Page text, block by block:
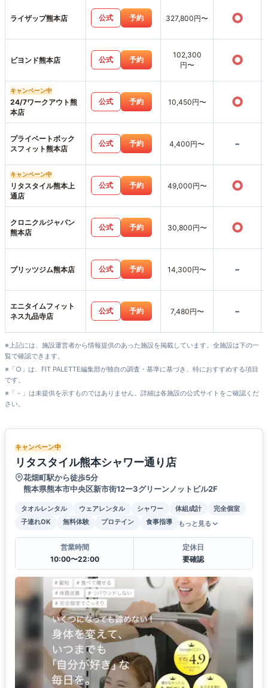
ライザップ熊本店 公式 予約 327,800円〜 ○
ビヨンド熊本店 公式 予約
102,300
円〜
○
キャンペーン中
24/7ワークアウト熊
本店
公式 予約 10,450円〜 ○
プライベートボック
スフィット熊本店
公式 予約 4,400円〜 -
キャンペーン中
リタスタイル熊本上
通店
公式 予約 49,000円〜 ○
クロニクルジャパン
熊本店
公式 予約 30,800円〜 ○
プリッツジム熊本店 公式 予約 14,300円〜 -
エニタイムフィット
ネス九品寺店
公式 予約 7,480円〜 -
※上記には、施設運営者から情報提供のあった施設を掲載しています。全施設は下の一
覧で確認できます。
※「○」は、FIT PALETTE編集部が独自の調査・基準に基づき、特におすすめする項目
です。
※「－」は未提供を示すものではありません。詳細は各施設の公式サイトをご確認くだ
さい。
キャンペーン中
リタスタイル熊本シャワー通り店
花畑町駅から徒歩5分
熊本県熊本市中央区新市街12ー3グリーンノットビル2F
タオルレンタル ウェアレンタル シャワー 体組成計
完全個室
子連れOK
無料体験 プロテイン 食事指導 もっと見る
営業時間
10:00〜22:00
定休日
要確認